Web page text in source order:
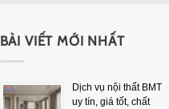
BÀI VIẾT MỚI NHẤT
Dịch vụ nội thất BMT
uy tín, giá tốt, chất